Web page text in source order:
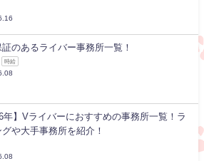
証のあるライバー事務所一覧！
時給
年】Vライバーにおすすめの事務所一覧！ラ
グや大手事務所を紹介！